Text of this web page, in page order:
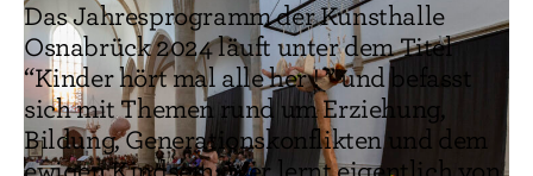
Das Jahresprogramm der Kunsthalle
Osnabrück 2024 läuft unter dem Titel
“Kinder hört mal alle her ! ” und befasst
sich mit Themen rund um Erziehung,
Bildung, Generationskonflikten und dem